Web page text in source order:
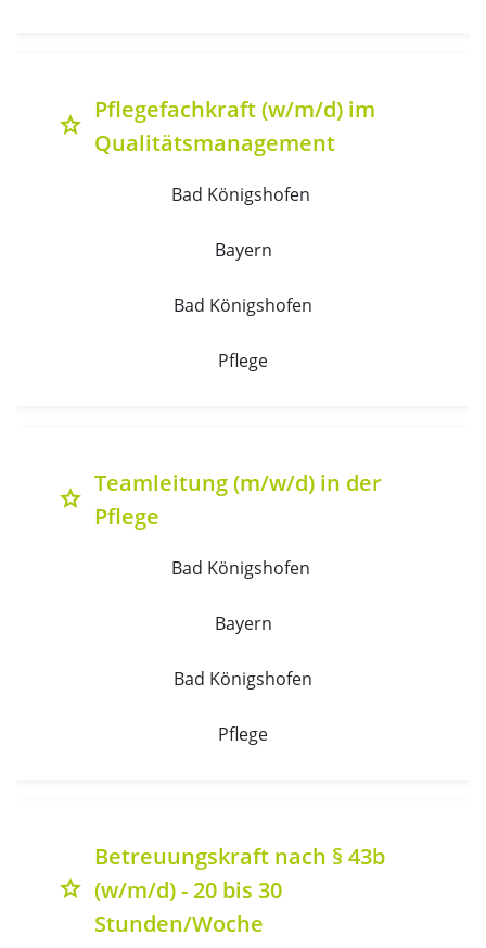
grade
Pflegefachkraft (w/m/d) im
Qualitätsmanagement
Bad Königshofen
Bayern
Bad Königshofen
Pflege
grade
Teamleitung (m/w/d) in der
Pflege
Bad Königshofen
Bayern
Bad Königshofen
Pflege
grade
Betreuungskraft nach § 43b
(w/m/d) - 20 bis 30
Stunden/Woche